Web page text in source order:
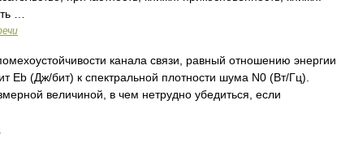
…
канала связи, равный отношению энергии
Eb (Дж/бит) к спектральной плотности шума N0 (Вт/Гц).
величиной, в чем нетрудно убедиться, если